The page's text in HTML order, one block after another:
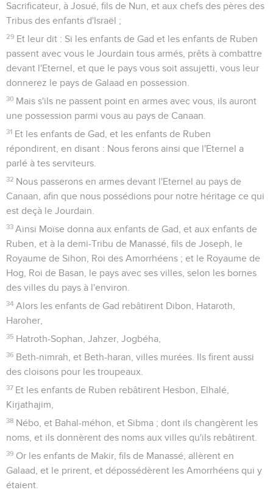
Sacrificateur, à Josué, fils de Nun, et aux chefs des pères des
Tribus des enfants d'Israël ;
29 Et leur dit : Si les enfants de Gad et les enfants de Ruben
passent avec vous le Jourdain tous armés, prêts à combattre
devant l'Eternel, et que le pays vous soit assujetti, vous leur
donnerez le pays de Galaad en possession.
30 Mais s'ils ne passent point en armes avec vous, ils auront
une possession parmi vous au pays de Canaan.
31 Et les enfants de Gad, et les enfants de Ruben
répondirent, en disant : Nous ferons ainsi que l'Eternel a
parlé à tes serviteurs.
32 Nous passerons en armes devant l'Eternel au pays de
Canaan, afin que nous possédions pour notre héritage ce qui
est deçà le Jourdain.
33 Ainsi Moïse donna aux enfants de Gad, et aux enfants de
Ruben, et à la demi-Tribu de Manassé, fils de Joseph, le
Royaume de Sihon, Roi des Amorrhéens ; et le Royaume de
Hog, Roi de Basan, le pays avec ses villes, selon les bornes
des villes du pays à l'environ.
34 Alors les enfants de Gad rebâtirent Dibon, Hataroth,
Haroher,
35 Hatroth-Sophan, Jahzer, Jogbéha,
36 Beth-nimrah, et Beth-haran, villes murées. Ils firent aussi
des cloisons pour les troupeaux.
37 Et les enfants de Ruben rebâtirent Hesbon, Elhalé,
Kirjathajim,
38 Nébo, et Bahal-méhon, et Sibma ; dont ils changèrent les
noms, et ils donnèrent des noms aux villes qu'ils rebâtirent.
39 Or les enfants de Makir, fils de Manassé, allèrent en
Galaad, et le prirent, et dépossédèrent les Amorrhéens qui y
étaient.